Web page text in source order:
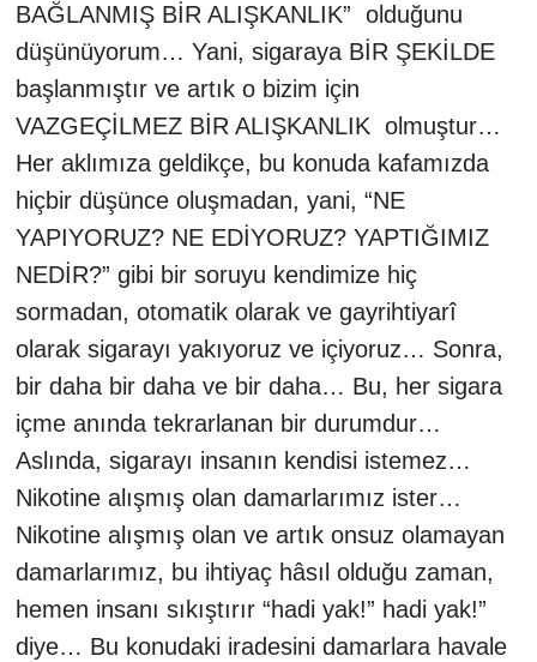
BAĞLANMIŞ BİR ALIŞKANLIK” olduğunu
düşünüyorum… Yani, sigaraya BİR ŞEKİLDE
başlanmıştır ve artık o bizim için
VAZGEÇİLMEZ BİR ALIŞKANLIK olmuştur…
Her aklımıza geldikçe, bu konuda kafamızda
hiçbir düşünce oluşmadan, yani, “NE
YAPIYORUZ? NE EDİYORUZ? YAPTIĞIMIZ
NEDİR?” gibi bir soruyu kendimize hiç
sormadan, otomatik olarak ve gayrihtiyarî
olarak sigarayı yakıyoruz ve içiyoruz… Sonra,
bir daha bir daha ve bir daha… Bu, her sigara
içme anında tekrarlanan bir durumdur…
Aslında, sigarayı insanın kendisi istemez…
Nikotine alışmış olan damarlarımız ister…
Nikotine alışmış olan ve artık onsuz olamayan
damarlarımız, bu ihtiyaç hâsıl olduğu zaman,
hemen insanı sıkıştırır “hadi yak!” hadi yak!”
diye… Bu konudaki iradesini damarlara havale